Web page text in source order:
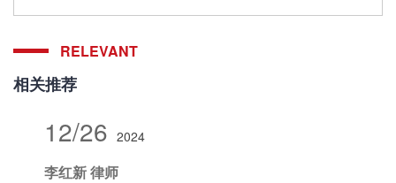
RELEVANT
相关推荐
12/26 2024
李红新 律师